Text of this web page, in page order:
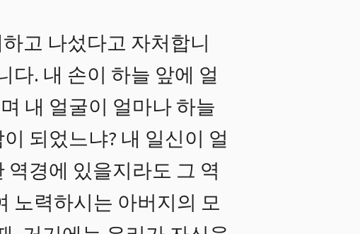
고 나섰다고 자처합니
다. 내 손이 하늘 앞에 얼
내 얼굴이 얼마나 하늘
되었느냐? 내 일신이 얼
경에 있을지라도 그 역
노력하시는 아버지의 모